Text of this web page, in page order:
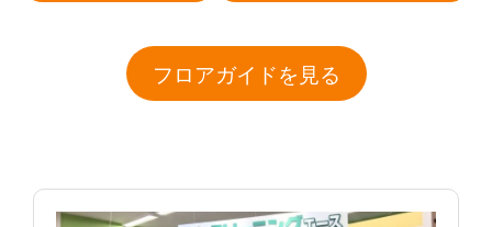
フロアガイドを見る